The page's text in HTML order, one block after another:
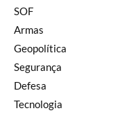
SOF
Armas
Geopolítica
Segurança
Defesa
Tecnologia